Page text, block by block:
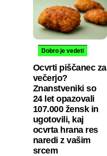
Dobro je vedeti
Ocvrti piščanec za
večerjo?
Znanstveniki so
24 let opazovali
107.000 žensk in
ugotovili, kaj
ocvrta hrana res
naredi z vašim
srcem